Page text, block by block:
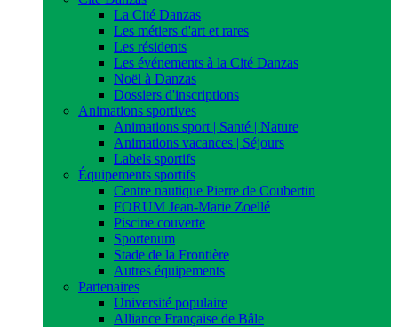
La Cité Danzas
Les métiers d'art et rares
Les résidents
Les événements à la Cité Danzas
Noël à Danzas
Dossiers d'inscriptions
Animations sportives
Animations sport | Santé | Nature
Animations vacances | Séjours
Labels sportifs
Équipements sportifs
Centre nautique Pierre de Coubertin
FORUM Jean-Marie Zoellé
Piscine couverte
Sportenum
Stade de la Frontière
Autres équipements
Partenaires
Université populaire
Alliance Française de Bâle